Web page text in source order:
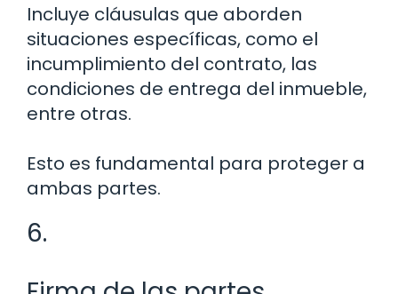
Incluye cláusulas que aborden
situaciones específicas, como el
incumplimiento del contrato, las
condiciones de entrega del inmueble,
entre otras.
Esto es fundamental para proteger a
ambas partes.
6.